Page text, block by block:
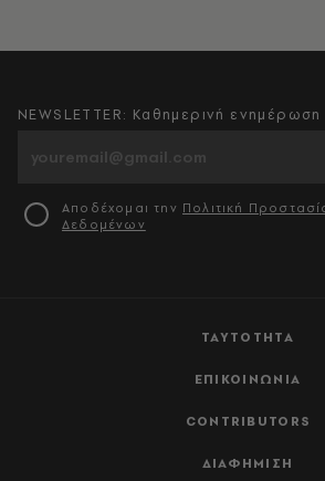
ΤΑΥΤΟΤΗΤΑ
ΕΠΙΚΟΙΝΩΝΙΑ
CONTRIBUTORS
ΔΙΑΦΗΜΙΣΗ
NEWSLETTER: Καθημερινή
Αποδέχομαι την Πολιτική
Δεδομένων